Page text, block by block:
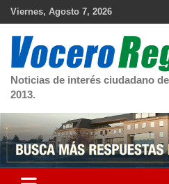
Skip
Viernes, Agosto 7, 2026
Noticias de interés ciudadano
2013.